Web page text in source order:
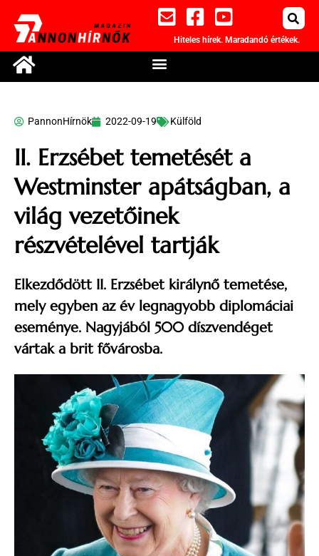
Hiteles hírek. Maradandó értékek.
PannonHírnök 2022-09-19 Külföld
II. Erzsébet temetését a
Westminster apátságban, a
világ vezetőinek
részvételével tartják
Elkezdődött II. Erzsébet királynő temetése,
mely egyben az év legnagyobb diplomáciai
eseménye. Nagyjából 500 díszvendéget
vártak a brit fővárosba.